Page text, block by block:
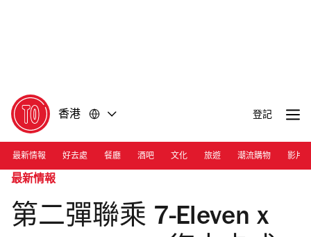
香港 登記
最新情報 好去處 餐廳 酒吧 文化 旅遊 潮流購物 影片
最新情報
第二彈聯乘 7-Eleven x